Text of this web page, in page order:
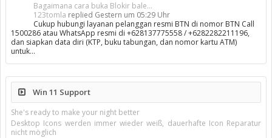
Bagaimana cara buka Blokir bale...
123tomla replied Gestern um 05:29 Uhr
Cukup hubungi layanan pelanggan resmi BTN di nomor BTN Call
1500286 atau WhatsApp resmi di +628137775558 / +6282282211196,
dan siapkan data diri (KTP, buku tabungan, dan nomor kartu ATM)
untuk…
Win 11 Support
She's ready to make your night better
Desktop Icons werden immer wieder weiß, dauerhafte Icon Reparatur
nicht möglich